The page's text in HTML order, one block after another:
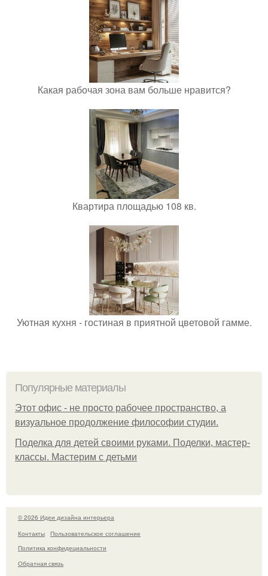
Какая рабочая зона вам больше нравится?
Квартира площадью 108 кв.
Уютная кухня - гостиная в приятной цветовой гамме.
Популярные материалы
Этот офис - не просто рабочее пространство, а
визуальное продолжение философии студии.
Поделка для детей своими руками. Поделки, мастер-
классы. Мастерим с детьми
© 2026 Идеи дизайна интерьера
Контакты
Пользовательское соглашение
Политика конфидециальности
Обратная связь